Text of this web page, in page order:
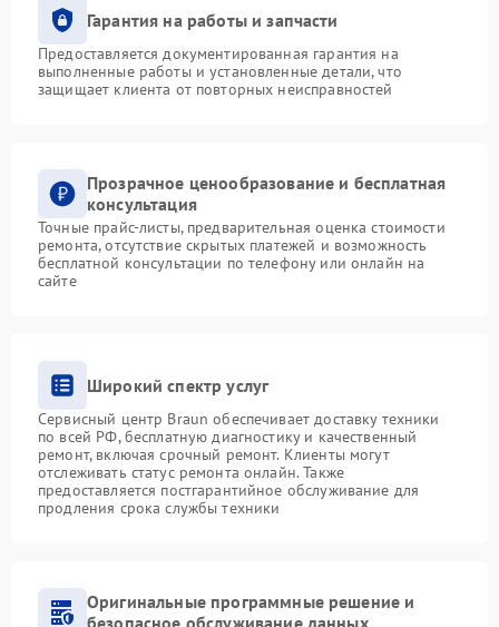
Гарантия на работы и запчасти
Предоставляется документированная гарантия на
выполненные работы и установленные детали, что
защищает клиента от повторных неисправностей
Прозрачное ценообразование и бесплатная
консультация
Точные прайс-листы, предварительная оценка стоимости
ремонта, отсутствие скрытых платежей и возможность
бесплатной консультации по телефону или онлайн на
сайте
Широкий спектр услуг
Сервисный центр Braun обеспечивает доставку техники
по всей РФ, бесплатную диагностику и качественный
ремонт, включая срочный ремонт. Клиенты могут
отслеживать статус ремонта онлайн. Также
предоставляется постгарантийное обслуживание для
продления срока службы техники
Оригинальные программные решение и
безопасное обслуживание данных